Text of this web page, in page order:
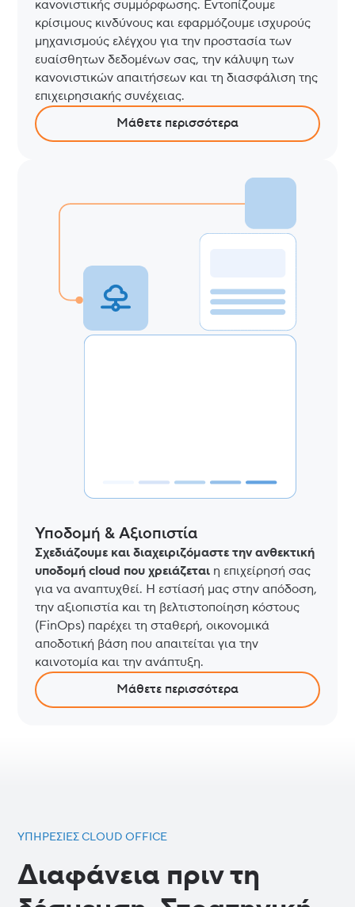
κανονιστικής συμμόρφωσης. Εντοπίζουμε
κρίσιμους κινδύνους και εφαρμόζουμε ισχυρούς
μηχανισμούς ελέγχου για την προστασία των
ευαίσθητων δεδομένων σας, την κάλυψη των
κανονιστικών απαιτήσεων και τη διασφάλιση της
επιχειρησιακής συνέχειας.
Μάθετε περισσότερα
Υποδομή & Αξιοπιστία
Σχεδιάζουμε και διαχειριζόμαστε την ανθεκτική
υποδομή cloud που χρειάζεται η επιχείρησή σας
για να αναπτυχθεί. Η εστίασή μας στην απόδοση,
την αξιοπιστία και τη βελτιστοποίηση κόστους
(FinOps) παρέχει τη σταθερή, οικονομικά
αποδοτική βάση που απαιτείται για την
καινοτομία και την ανάπτυξη.
Μάθετε περισσότερα
ΥΠΗΡΕΣΊΕΣ CLOUD OFFICE
Διαφάνεια πριν τη